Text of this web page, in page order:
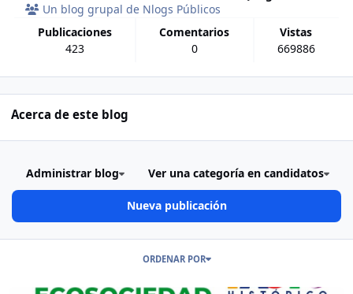
Un blog grupal de Nlogs Públicos
publicaciones
423
comentarios
0
vistas
669886
Acerca de este blog
Administrar blog Ver una categoría en candidatos
Nueva publicación
ORDENAR POR
Read more about EcoSociedad Cámara por Bogotá Jose Darío